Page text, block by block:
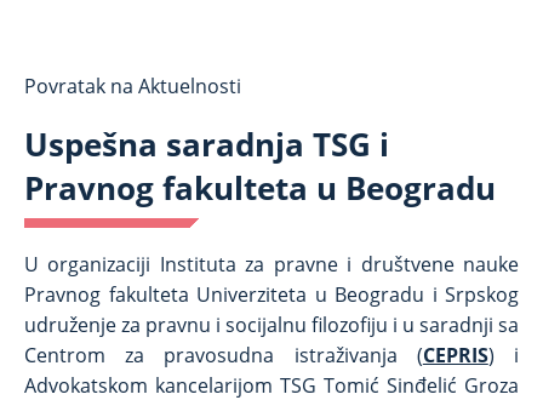
Povratak na Aktuelnosti
Uspešna saradnja TSG i
Pravnog fakulteta u Beogradu
U organizaciji Instituta za pravne i društvene nauke
Pravnog fakulteta Univerziteta u Beogradu i Srpskog
udruženje za pravnu i socijalnu filozofiju i u saradnji sa
Centrom za pravosudna istraživanja (CEPRIS) i
Advokatskom kancelarijom TSG Tomić Sinđelić Groza